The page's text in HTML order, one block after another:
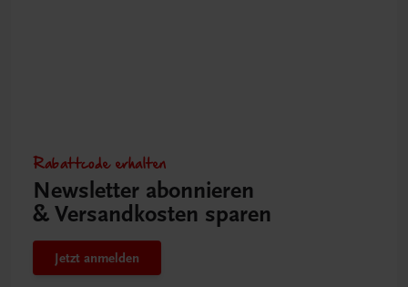
Rabattcode erhalten
Newsletter abonnieren
& Versandkosten sparen
Jetzt anmelden